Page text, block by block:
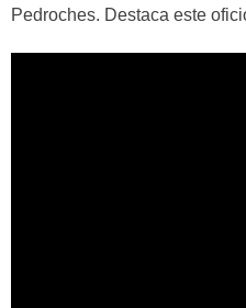
Pedroches. Destaca este